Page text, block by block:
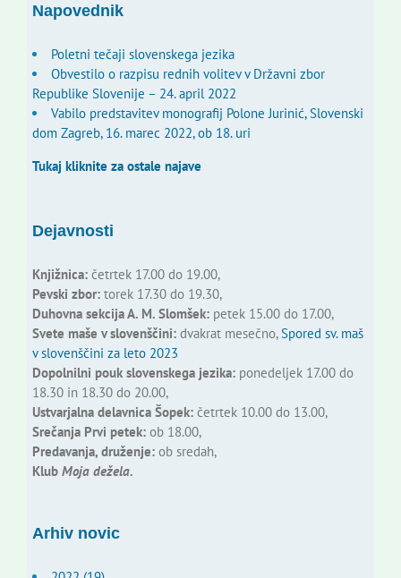
Napovednik
Poletni tečaji slovenskega jezika
Obvestilo o razpisu rednih volitev v Državni zbor
Republike Slovenije – 24. april 2022
Vabilo predstavitev monografij Polone Jurinić, Slovenski
dom Zagreb, 16. marec 2022, ob 18. uri
Tukaj kliknite za ostale najave
Dejavnosti
Knjižnica:četrtek 17.00 do 19.00,
Pevski zbor:torek 17.30 do 19.30,
Duhovna sekcija A. M. Slomšek:petek 15.00 do 17.00,
Svete maše v slovenščini:dvakrat mesečno,Spored sv. maš
v slovenščini za leto 2023
Dopolnilni pouk slovenskega jezika:ponedeljek 17.00 do
18.30 in 18.30 do 20.00,
Ustvarjalna delavnica Šopek:četrtek 10.00 do 13.00,
Srečanja Prvi petek:ob 18.00,
Predavanja, druženje:ob sredah,
Klub Moja dežela.
Arhiv novic